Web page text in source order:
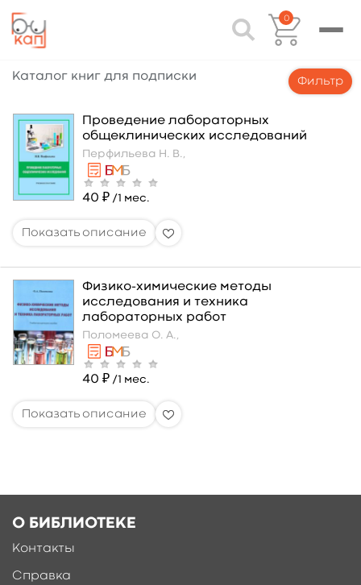
0
Каталог книг для подписки Фильтр
Проведение лабораторных
общеклинических исследований
Перфильева Н. В.,
40 ₽ /1 мес.
Физико-химические методы
исследования и техника
лабораторных работ
Поломеева О. А.,
40 ₽ /1 мес.
О БИБЛИОТЕКЕ
Контакты
Справка